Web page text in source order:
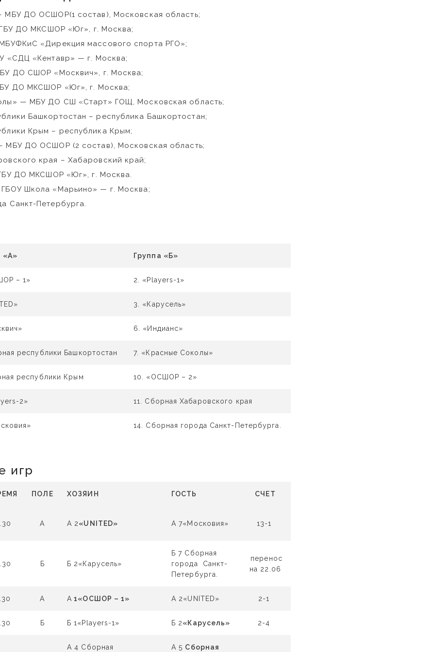
ДО ОСШОР(1 состав), Московская область;
ДО МКСШОР «Юг», г. Москва;
«Дирекция массового спорта РГО»;
«СДЦ «Кентавр» — г. Москва;
ДО СШОР «Москвич», г. Москва;
ДО МКСШОР «Юг», г. Москва;
— МБУ ДО СШ «Старт» ГОЩ, Московская область;
Башкортостан – республика Башкортостан;
Крым – республика Крым;
ДО ОСШОР (2 состав), Московская область;
края – Хабаровский край;
ДО МКСШОР «Юг», г. Москва.
Школа «Марьино» — г. Москва;
Санкт-Петербурга.
«А» Группа «Б»
– 1» 2. «Players-1»
3. «Карусель»
6. «Индианс»
республики Башкортостан 7. «Красные Соколы»
республики Крым 10. «ОСШОР – 2»
2» 11. Сборная Хабаровского края
14. Сборная города Санкт-Петербурга.
игр
ПОЛЕ ХОЗЯИН ГОСТЬ СЧЕТ
А А 2«UNITED» А 7«Московия» 13-1
Б Б 2«Карусель»
Б 7 Сборная
города Санкт-
Петербурга.
перенос
на 22.06
А А 1«ОСШОР – 1» А 2«UNITED» 2-1
Б Б 1«Players-1» Б 2«Карусель» 2-4
А 4 Сборная А 5 Сборная